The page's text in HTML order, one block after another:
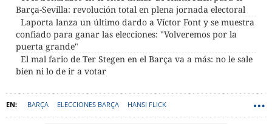
Barça-Sevilla: revolución total en plena jornada electoral
Laporta lanza un último dardo a Víctor Font y se muestra
confiado para ganar las elecciones: "Volveremos por la
puerta grande"
El mal fario de Ter Stegen en el Barça va a más: no le sale
bien ni lo de ir a votar
BARÇA ELECCIONES BARÇA HANSI FLICK